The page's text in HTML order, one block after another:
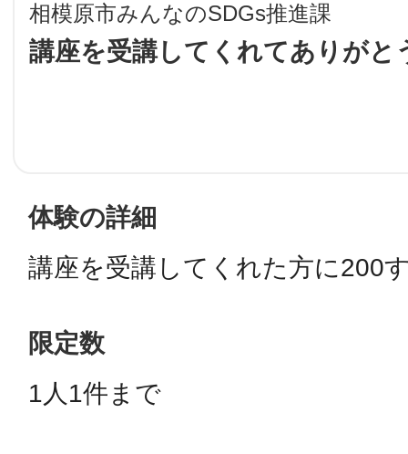
相模原市みんなのSDGs推進課
講座を受講してくれてありがと
体験の詳細
講座を受講してくれた方に200
限定数
1人1件まで
地域に導入を